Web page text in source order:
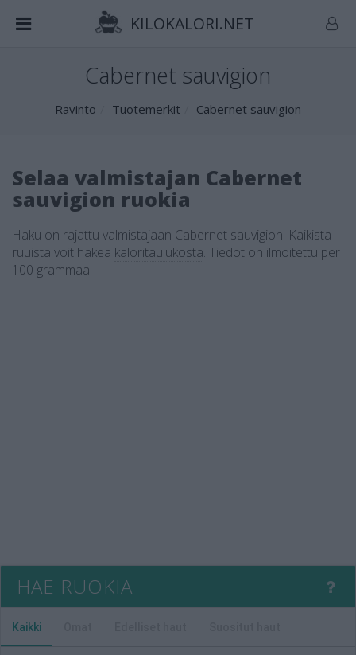
KILOKALORI.NET
Cabernet sauvigion
Ravinto Tuotemerkit Cabernet sauvigion
Selaa valmistajan Cabernet
sauvigion ruokia
Haku on rajattu valmistajaan Cabernet sauvigion. Kaikista
ruuista voit hakea kaloritaulukosta. Tiedot on ilmoitettu per
100 grammaa.
HAE RUOKIA
Kaikki